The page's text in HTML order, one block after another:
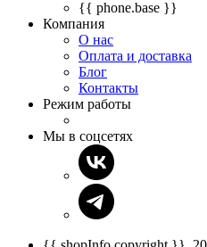
{{ phone.base }}
Компания
О нас
Оплата и доставка
Блог
Контакты
Режим работы
Мы в соцсетях